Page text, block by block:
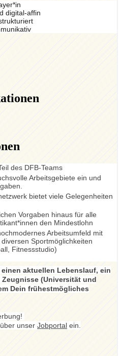
digital-affin
des DFB-Teams
Arbeitsgebiete ein und
bietet viele Gelegenheiten
Vorgaben hinaus für alle
den Mindestlohn
Arbeitsumfeld mit
Sportmöglichkeiten
Fitnessstudio)
aktuellen Lebenslauf, ein
(Universität und
Dein frühestmögliches
unser Jobportal ein.